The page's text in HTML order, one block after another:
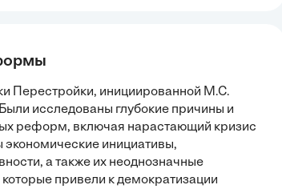
Перестройки, инициированной М.С.
исследованы глубокие причины и
реформ, включая нарастающий кризис
инициативы,
а также их неоднозначные
привели к демократизации